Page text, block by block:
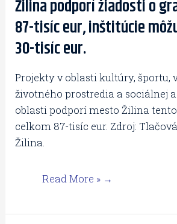
Žilina podporí žiadosti o
87-tisíc eur, inštitúcie
30-tisíc eur.
Projekty v oblasti kultúry, športu,
životného prostredia a sociálnej
oblasti podporí mesto Žilina
celkom 87-tisíc eur. Zdroj:
Žilina.
Žilina
podporí
žiadosti
o
sumou
87-
tisíc
eur,
inštitúcie
získať
30-
Read More »